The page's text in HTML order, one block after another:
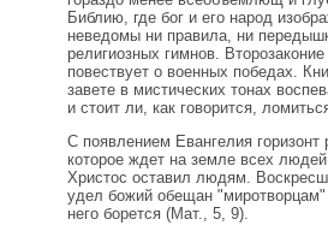
Библию, где бог и его народ
неведомы ни правила, ни
религиозных гимнов.
повествует о военных победах.
завете в мистических тонах
и стоит ли, как говорится,
С появлением Евангелия
которое ждет на земле всех
Христос оставил людям.
удел божий обещан "миротворцам"
него борется (Мат., 5, 9).